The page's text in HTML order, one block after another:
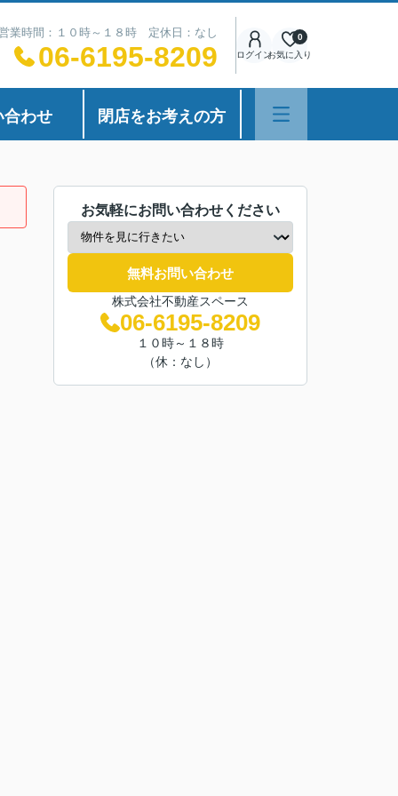
業時間：１０時～１８時 定休日：なし
06-6195-8209 ログインお気に入り
0
合わせ 閉店をお考えの方
お気軽にお問い合わせください
無料お問い合わせ
株式会社不動産スペース
06-6195-8209
１０時～１８時
（休：なし）